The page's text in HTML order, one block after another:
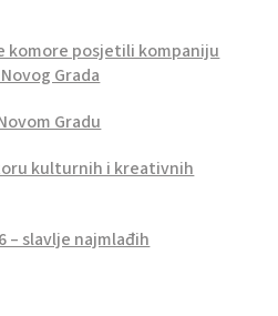
komore posjetili kompaniju
Grada
Gradu
kulturnih i kreativnih
– slavlje najmlađih